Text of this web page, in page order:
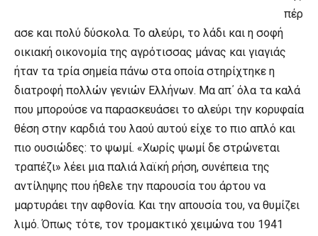
πέρ
ασε και πολύ δύσκολα. Το αλεύρι, το λάδι και η σοφή
οικιακή οικονομία της αγρότισσας μάνας και γιαγιάς
ήταν τα τρία σημεία πάνω στα οποία στηρίχτηκε η
διατροφή πολλών γενιών Ελλήνων. Μα απ΄ όλα τα καλά
που μπορούσε να παρασκευάσει το αλεύρι την κορυφαία
θέση στην καρδιά του λαού αυτού είχε το πιο απλό και
πιο ουσιώδες: το ψωμί. «Χωρίς ψωμί δε στρώνεται
τραπέζι» λέει μια παλιά λαϊκή ρήση, συνέπεια της
αντίληψης που ήθελε την παρουσία του άρτου να
μαρτυράει την αφθονία. Και την απουσία του, να θυμίζει
λιμό. Όπως τότε, τον τρομακτικό χειμώνα του 1941